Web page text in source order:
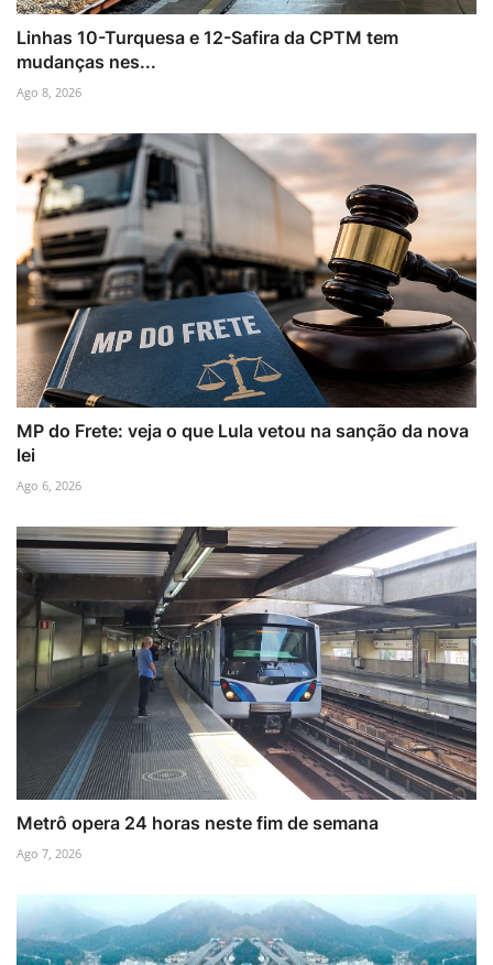
Linhas 10-Turquesa e 12-Safira da CPTM tem
mudanças nes...
Ago 8, 2026
MP do Frete: veja o que Lula vetou na sanção da nova
lei
Ago 6, 2026
Metrô opera 24 horas neste fim de semana
Ago 7, 2026